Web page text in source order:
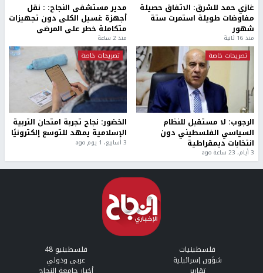
غازي حمد للشرق: الاتفاق حصيلة
مفاوضات طويلة استمرت ستة
شهور
منذ 16 ثانية
مدير مستشفى النجاح: : نقل
أجهزة غسيل الكلى دون تجهيزات
متكاملة خطر على المرضى
منذ 2 ساعة
تصريحات خاصة
الرجوب: لا مستقبل للنظام
السياسي الفلسطيني دون
انتخابات ديمقراطية
3 أيام، 23 ساعة ago
تصريحات خاصة
الخضور: نجاح تجربة امتحان التربية
الإسلامية يمهد للتوسع إلكترونيًا
3 أسابيع، 1 يوم ago
فلسطينيات فلسطينيو 48
شؤون إسرائيلية عربي ودولي